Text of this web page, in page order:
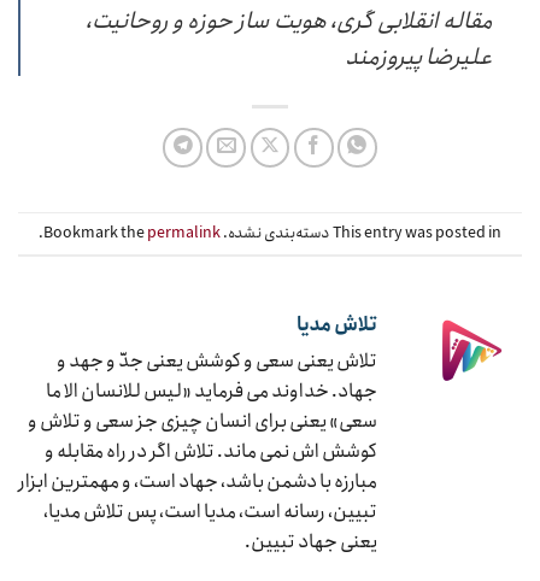
مقاله انقلابی گری، هویت ساز حوزه و روحانیت،
علیرضا پیروزمند
This entry was posted in دسته‌بندی نشده. Bookmark the permalink
.
تلاش مدیا
تلاش یعنی سعی و کوشش یعنی جدّ و جهد و
جهاد. خداوند می فرماید «لیس للانسان الا ما
سعی» یعنی برای انسان چیزی جز سعی و تلاش و
کوشش اش نمی ماند. تلاش اگر در راه مقابله و
مبارزه با دشمن باشد، جهاد است، و مهمترین ابزار
تبیین، رسانه است، مدیا است، پس تلاش مدیا،
یعنی جهاد تبیین.